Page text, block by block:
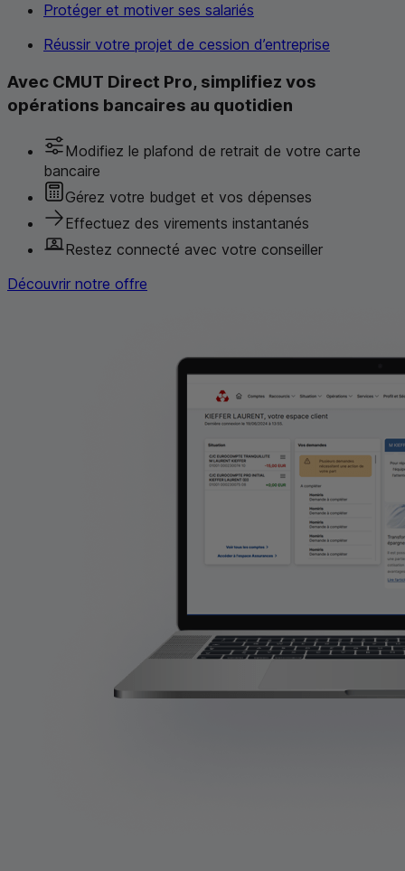
Protéger et motiver ses salariés
Réussir votre projet de cession d’entreprise
Avec CMUT Direct Pro, simplifiez vos
opérations bancaires au quotidien
Modifiez le plafond de retrait de votre carte
bancaire
Gérez votre budget et vos dépenses
Effectuez des virements instantanés
Restez connecté avec votre conseiller
Découvrir notre offre